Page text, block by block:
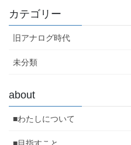
カテゴリー
旧アナログ時代
未分類
about
■わたしについて